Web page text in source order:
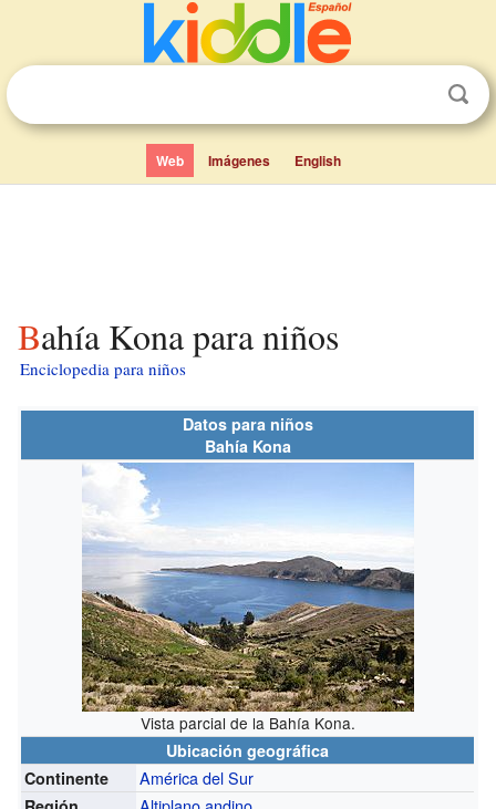
Web Imágenes English
Bahía Kona para niños
Enciclopedia para niños
Datos para niños
Bahía Kona
Vista parcial de la Bahía Kona.
Ubicación geográfica
Continente
América del Sur